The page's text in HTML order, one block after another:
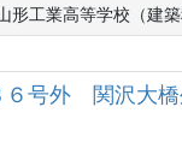
形工業高等学校（建
６号外 関沢大